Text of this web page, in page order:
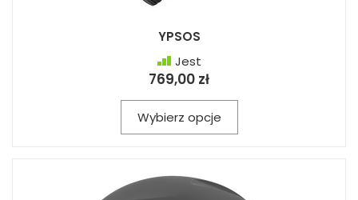
YPSOS
Jest
769,00 zł
Wybierz opcje